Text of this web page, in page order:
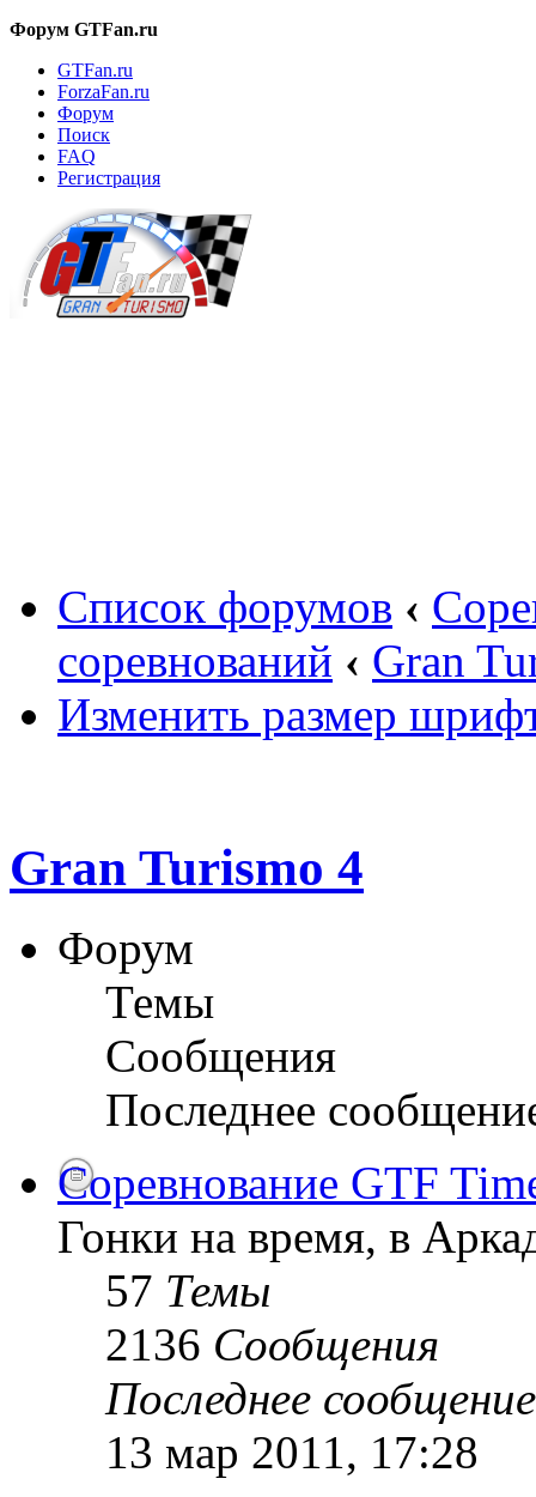
Форум GTFan.ru
GTFan.ru
ForzaFan.ru
Форум
Поиск
FAQ
Регистрация
Список форумов ‹
соревнований ‹ Gran
Изменить размер
Gran Turismo 4
Форум
Темы
Сообщения
Последнее
Соревнование GTF
Гонки на время, в
57 Темы
2136 Сообщения
Последнее сообщение
13 мар 2011, 17:28